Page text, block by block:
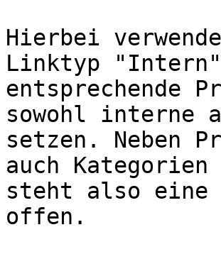
Hierbei
Linktyp
entsprechende
sowohl interne
setzen. Neben
auch
steht also
offen.